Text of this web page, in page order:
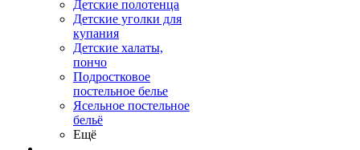
Детские полотенца
Детские уголки для
купания
Детские халаты,
пончо
Подростковое
постельное белье
Ясельное постельное
бельё
Ещё